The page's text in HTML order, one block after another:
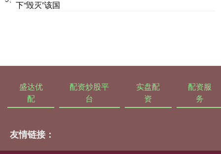
下“毁灭”该国
盛达优
配
配资炒股平
台
实盘配
资
配资服
务
友情链接：